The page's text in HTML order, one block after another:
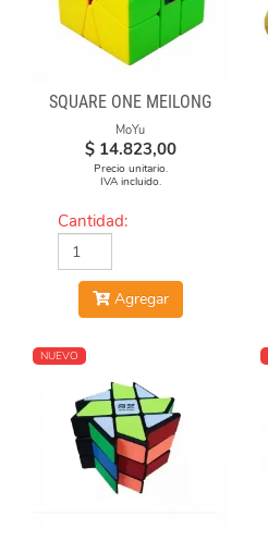
SQUARE ONE MEILONG
MoYu
$ 14.823,00
Precio unitario.
IVA incluido.
Cantidad:
Agregar
NUEVO